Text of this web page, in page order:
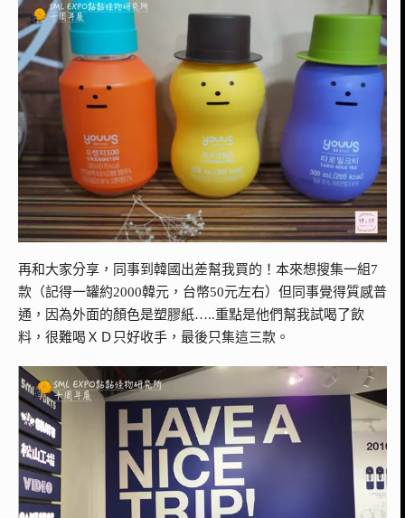
再和大家分享，同事到韓國出差幫我買的！本來想搜集一組7
款（記得一罐約2000韓元，台幣50元左右）但同事覺得質感普
通，因為外面的顏色是塑膠紙…..重點是他們幫我試喝了飲
料，很難喝ＸＤ只好收手，最後只集這三款。